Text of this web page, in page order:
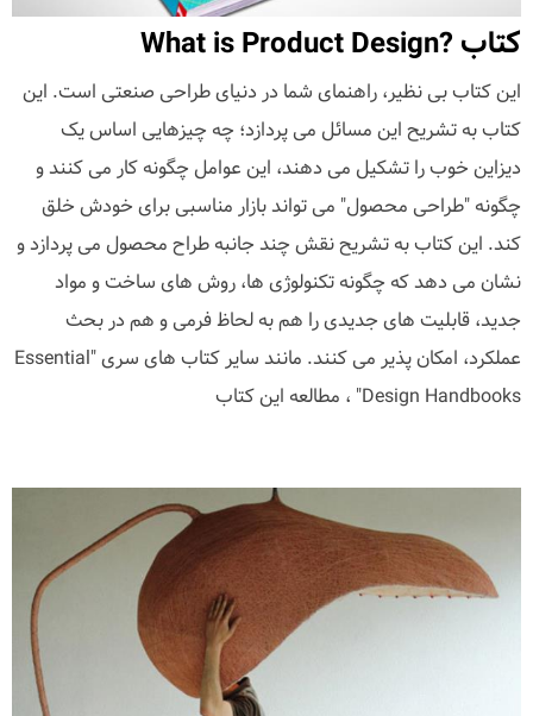
کتاب ?What is Product Design
این کتاب بی نظیر، راهنمای شما در دنیای طراحی صنعتی است. این
کتاب به تشریح این مسائل می پردازد؛ چه چیزهایی اساس یک
دیزاین خوب را تشکیل می دهند، این عوامل چگونه کار می کنند و
چگونه "طراحی محصول" می تواند بازار مناسبی برای خودش خلق
کند. این کتاب به تشریح نقش چند جانبه طراح محصول می پردازد و
نشان می دهد که چگونه تکنولوژی ها، روش های ساخت و مواد
جدید، قابلیت های جدیدی را هم به لحاظ فرمی و هم در بحث
عملکرد، امکان پذیر می کنند. مانند سایر کتاب های سری "Essential
Design Handbooks" ، مطالعه این کتاب